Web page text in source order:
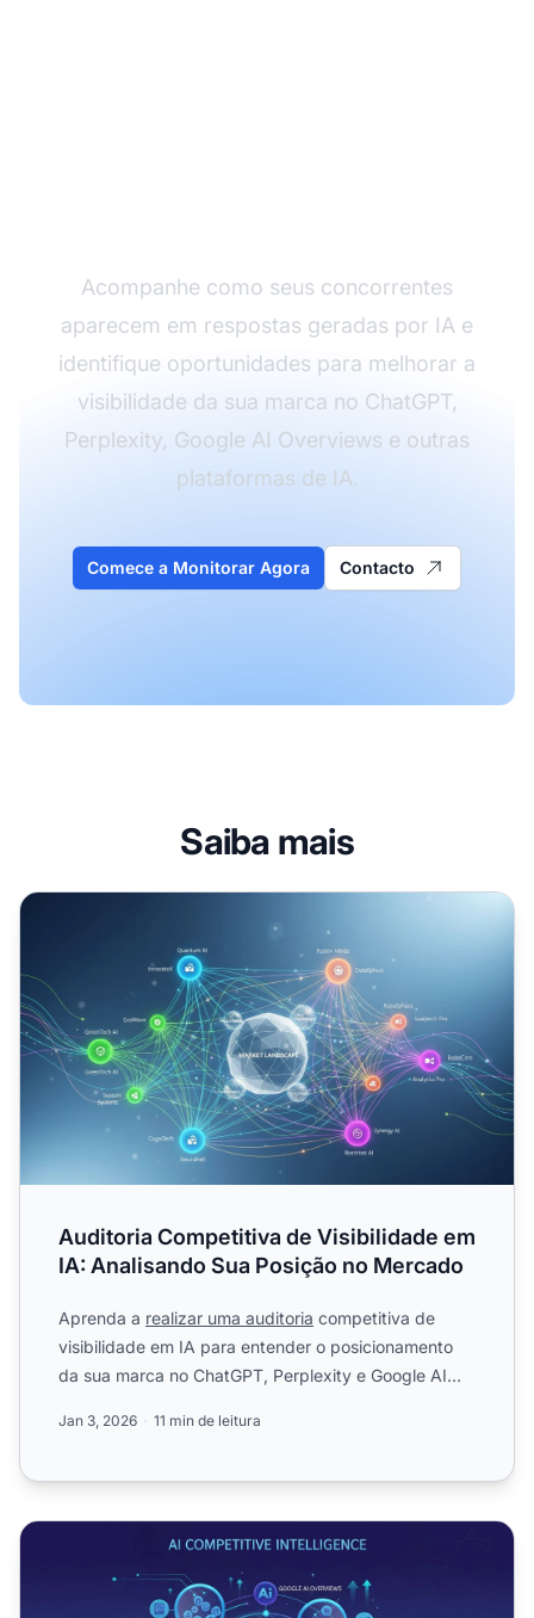
Acompanhe como seus concorrentes
aparecem em respostas geradas por IA e
identifique oportunidades para melhorar a
visibilidade da sua marca no ChatGPT,
Perplexity, Google AI Overviews e outras
plataformas de IA.
Comece a Monitorar Agora Contacto
Saiba mais
Auditoria Competitiva de Visibilidade em IA: Analisando
Auditoria Competitiva de Visibilidade em
IA: Analisando Sua Posição no Mercado
Aprenda a realizar uma auditoria competitiva de
visibilidade em IA para entender o posicionamento
da sua marca no ChatGPT, Perplexity e Google AI
Jan 3, 2026 11 min de leitura
Inteligência Competitiva de IA